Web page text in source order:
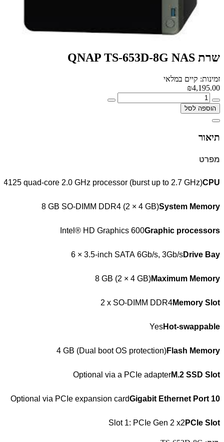
שרת QNAP TS-653D-8G NAS
זמינות: קיים במלאי
₪4,195.00
הוספה לסל
תיאור
מפרט
CPU
quad-core 2.0 GHz processor (burst up to 2.7 GHz)
System Memory
8 GB SO-DIMM DDR4 (2 × 4 GB)
Graphic processors
Intel® HD Graphics 600
Drive Bay
6 × 3.5-inch SATA 6Gb/s, 3Gb/s
Maximum Memory
8 GB (2 × 4 GB)
Memory Slot
2 x SO-DIMM DDR4
Hot-swappable
Yes
Flash Memory
4 GB (Dual boot OS protection)
M.2 SSD Slot
Optional via a PCIe adapter
10 Gigabit Ethernet Port
Optional via PCIe expansion card
PCIe Slot
Slot 1: PCIe Gen 2 x2